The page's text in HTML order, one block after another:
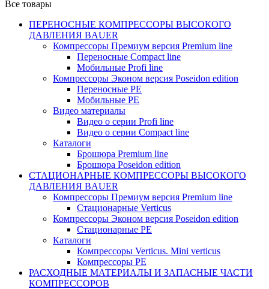
Все товары
ПЕРЕНОСНЫЕ КОМПРЕССОРЫ ВЫСОКОГО
ДАВЛЕНИЯ BAUER
Компрессоры Премиум версия Premium line
Переносные Compact line
Мобильные Profi line
Компрессоры Эконом версия Poseidon edition
Переносные PE
Мобильные PE
Видео материалы
Видео о серии Profi line
Видео о серии Compact line
Каталоги
Брошюра Premium line
Брошюра Poseidon edition
СТАЦИОНАРНЫЕ КОМПРЕССОРЫ ВЫСОКОГО
ДАВЛЕНИЯ BAUER
Компрессоры Премиум версия Premium line
Стационарные Verticus
Компрессоры Эконом версия Poseidon edition
Стационарные PE
Каталоги
Компрессоры Verticus. Mini verticus
Компрессоры PE
РАСХОДНЫЕ МАТЕРИАЛЫ И ЗАПАСНЫЕ ЧАСТИ
КОМПРЕССОРОВ